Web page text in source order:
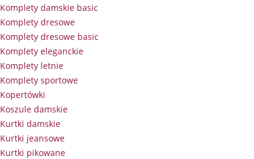
Komplety damskie basic
Komplety dresowe
Komplety dresowe basic
Komplety eleganckie
Komplety letnie
Komplety sportowe
Kopertówki
Koszule damskie
Kurtki damskie
Kurtki jeansowe
Kurtki pikowane